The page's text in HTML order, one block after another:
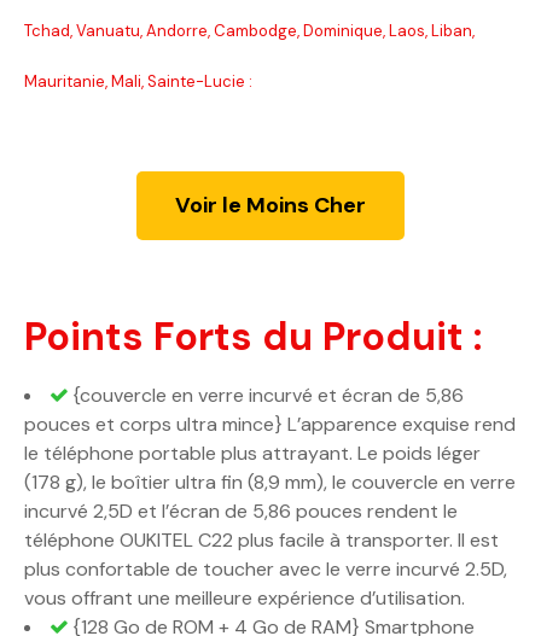
Tchad, Vanuatu, Andorre, Cambodge, Dominique, Laos, Liban,
Mauritanie, Mali, Sainte-Lucie :
Voir le Moins Cher
Points Forts du Produit :
{couvercle en verre incurvé et écran de 5,86
pouces et corps ultra mince} L’apparence exquise rend
le téléphone portable plus attrayant. Le poids léger
(178 g), le boîtier ultra fin (8,9 mm), le couvercle en verre
incurvé 2,5D et l’écran de 5,86 pouces rendent le
téléphone OUKITEL C22 plus facile à transporter. Il est
plus confortable de toucher avec le verre incurvé 2.5D,
vous offrant une meilleure expérience d’utilisation.
{128 Go de ROM + 4 Go de RAM} Smartphone